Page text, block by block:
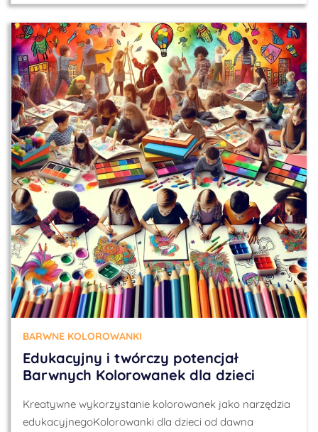
BARWNE KOLOROWANKI
Edukacyjny i twórczy potencjał
Barwnych Kolorowanek dla dzieci
Kreatywne wykorzystanie kolorowanek jako narzędzia
edukacyjnegoKolorowanki dla dzieci od dawna